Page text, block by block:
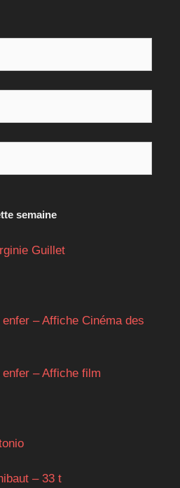
semaine
Guillet
– Affiche Cinéma des
– Affiche film
– 33 t